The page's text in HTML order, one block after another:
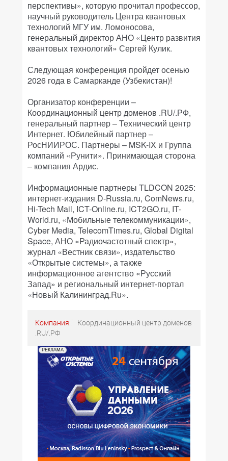
перспективы», которую прочитал профессор,
научный руководитель Центра квантовых
технологий МГУ им. Ломоносова,
генеральный директор АНО «Центр развития
квантовых технологий» Сергей Кулик.
Следующая конференция пройдет осенью
2026 года в Самарканде (Узбекистан)!
Организатор конференции –
Координационный центр доменов .RU/.РФ,
генеральный партнер – Технический центр
Интернет. Юбилейный партнер –
РосНИИРОС. Партнеры – MSK-IX и Группа
компаний «Рунити». Принимающая сторона
– компания Ардис.
Информационные партнеры TLDCON 2025:
интернет-издания D-Russia.ru, ComNews.ru,
Hi-Tech Mail, ICT-Online.ru, ICT2GO.ru, IT-
World.ru, «Мобильные телекоммуникации»,
Cyber Media, TelecomTimes.ru, Global Digital
Space, АНО «Радиочастотный спектр»,
журнал «Вестник связи», издательство
«Открытые системы», а также
информационное агентство «Русский
Запад» и региональный интернет-портал
«Новый Калининград.Ru».
Компания:
Координационный центр доменов
.RU/.РФ
РЕКЛАМА